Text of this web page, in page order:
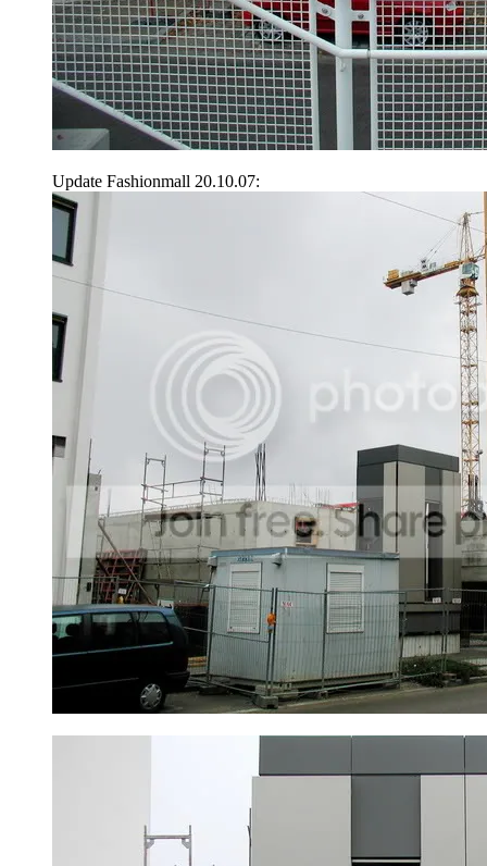
Update Fashionmall 20.10.07: